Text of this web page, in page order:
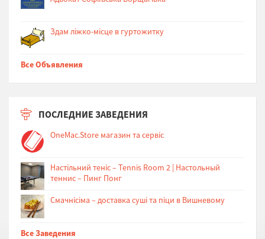
Здам ліжко-місце в гуртожитку
Все Объявления
ПОСЛЕДНИЕ ЗАВЕДЕНИЯ
OneMac.Store магазин та сервіс
Настільний теніс – Tennis Room 2 | Настольный
теннис – Пинг Понг
Cмачнісіма – доставка суші та піци в Вишневому
Все Заведения